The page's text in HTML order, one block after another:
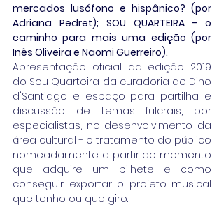
mercados lusófono e hispânico? (por
Adriana Pedret); SOU QUARTEIRA - o
caminho para mais uma edição (por
Inês Oliveira e Naomi Guerreiro).
Apresentação oficial da edição 2019
do Sou Quarteira da curadoria de Dino
d'Santiago e espaço para partilha e
discussão de temas fulcrais, por
especialistas, no desenvolvimento da
área cultural - o tratamento do público
nomeadamente a partir do momento
que adquire um bilhete e como
conseguir exportar o projeto musical
que tenho ou que giro.